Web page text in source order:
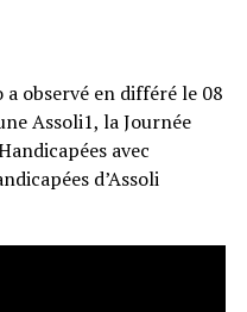
observé en différé le 08
Assoli1, la Journée
avec
d’Assoli